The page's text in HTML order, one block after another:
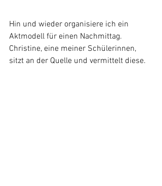
Hin und wieder organisiere ich ein
Aktmodell für einen Nachmittag.
Christine, eine meiner Schülerinnen,
sitzt an der Quelle und vermittelt diese.